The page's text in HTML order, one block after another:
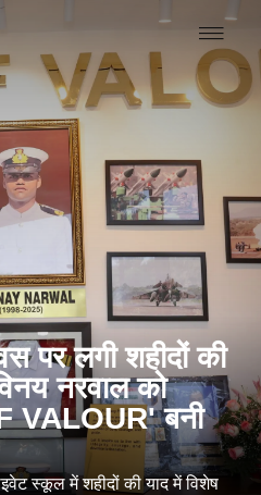
पर लगी शहीदों की
नरवाल को
VALOUR' बनी
स्कूल में शहीदों की याद में विशेष